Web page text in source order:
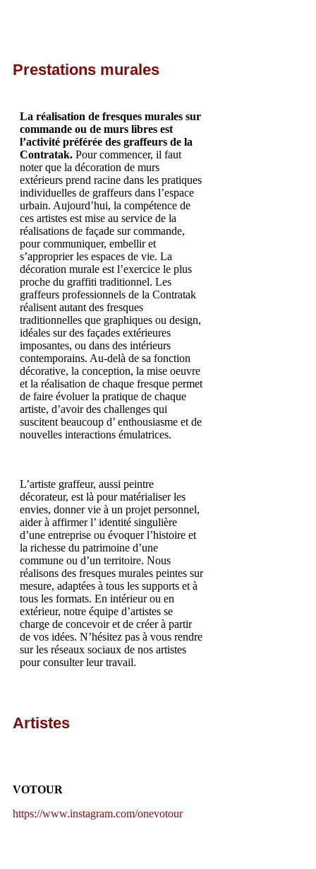
Prestations murales
La réalisation de fresques murales sur
commande ou de murs libres est
l’activité préférée des graffeurs de la
Contratak. Pour commencer, il faut
noter que la décoration de murs
extérieurs prend racine dans les pratiques
individuelles de graffeurs dans l’espace
urbain. Aujourd’hui, la compétence de
ces artistes est mise au service de la
réalisations de façade sur commande,
pour communiquer, embellir et
s’approprier les espaces de vie. La
décoration murale est l’exercice le plus
proche du graffiti traditionnel. Les
graffeurs professionnels de la Contratak
réalisent autant des fresques
traditionnelles que graphiques ou design,
idéales sur des façades extérieures
imposantes, ou dans des intérieurs
contemporains. Au-delà de sa fonction
décorative, la conception, la mise oeuvre
et la réalisation de chaque fresque permet
de faire évoluer la pratique de chaque
artiste, d’avoir des challenges qui
suscitent beaucoup d’ enthousiasme et de
nouvelles interactions émulatrices.
L’artiste graffeur, aussi peintre
décorateur, est là pour matérialiser les
envies, donner vie à un projet personnel,
aider à affirmer l’ identité singulière
d’une entreprise ou évoquer l’histoire et
la richesse du patrimoine d’une
commune ou d’un territoire. Nous
réalisons des fresques murales peintes sur
mesure, adaptées à tous les supports et à
tous les formats. En intérieur ou en
extérieur, notre équipe d’artistes se
charge de concevoir et de créer à partir
de vos idées. N’hésitez pas à vous rendre
sur les réseaux sociaux de nos artistes
pour consulter leur travail.
Artistes
VOTOUR
https://www.instagram.com/onevotour